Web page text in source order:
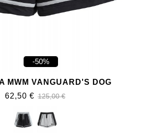
-50%
MWM VANGUARD'S DOG
62,50 € 125,00 €